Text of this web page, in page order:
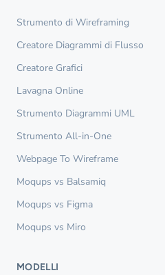
Strumento di Wireframing
Creatore Diagrammi di Flusso
Creatore Grafici
Lavagna Online
Strumento Diagrammi UML
Strumento All-in-One
Webpage To Wireframe
Moqups vs Balsamiq
Moqups vs Figma
Moqups vs Miro
MODELLI